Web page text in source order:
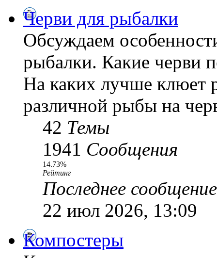
Черви для рыбалки
Обсуждаем
рыбалки. Какие черви
На каких лучше клюет
различной рыбы на
42 Темы
1941 Сообщения
14.73%
Рейтинг
Последнее сообщение
22 июл 2026, 13:09
Компостеры